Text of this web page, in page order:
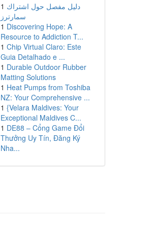
1 دليل مفصل حول اشتراك
سمارترز
1 Discovering Hope: A
Resource to Addiction T...
1 Chip Virtual Claro: Este
Guia Detalhado e ...
1 Durable Outdoor Rubber
Matting Solutions
1 Heat Pumps from Toshiba
NZ: Your Comprehensive ...
1 {Velara Maldives: Your
Exceptional Maldives C...
1 DE88 – Cổng Game Đổi
Thưởng Uy Tín, Đăng Ký
Nha...